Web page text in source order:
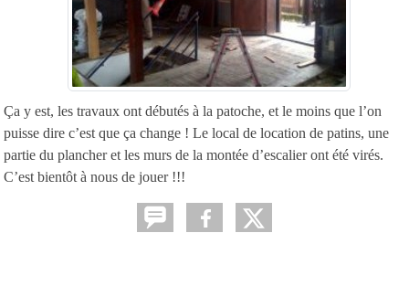
Ça y est, les travaux ont débutés à la patoche, et le moins que l’on
puisse dire c’est que ça change ! Le local de location de patins, une
partie du plancher et les murs de la montée d’escalier ont été virés.
C’est bientôt à nous de jouer !!!